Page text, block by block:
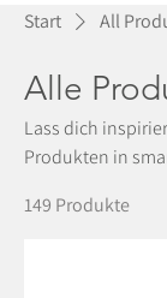
Start All
Alle
Lass dich
Produkten in
149 Produkte